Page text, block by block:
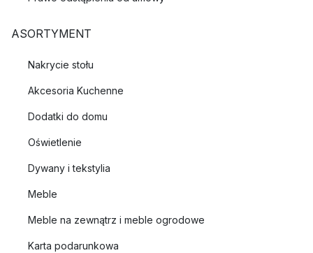
ASORTYMENT
Nakrycie stołu
Akcesoria Kuchenne
Dodatki do domu
Oświetlenie
Dywany i tekstylia
Meble
Meble na zewnątrz i meble ogrodowe
Karta podarunkowa